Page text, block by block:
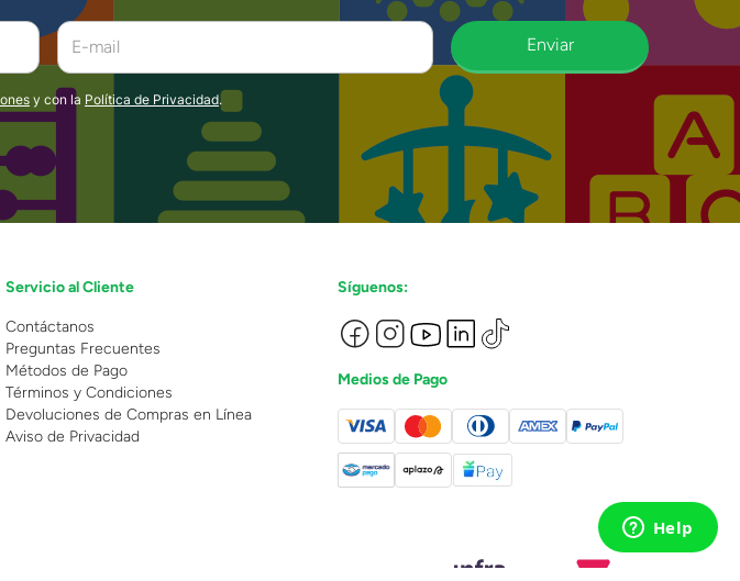
Enviar
y con la Política de Privacidad.
Servicio al Cliente
Contáctanos
Preguntas Frecuentes
Métodos de Pago
Términos y Condiciones
Devoluciones de Compras en Línea
Aviso de Privacidad
Síguenos:
Medios de Pago